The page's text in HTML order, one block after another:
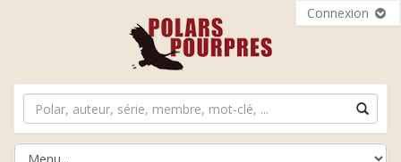
Connexion